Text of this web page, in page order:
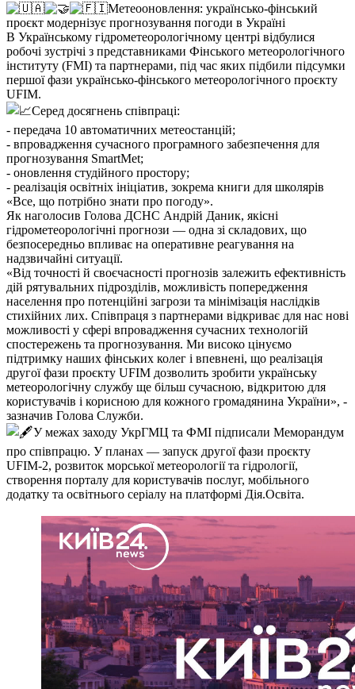
Метеооновлення: українсько-фінський
проєкт модернізує прогнозування погоди в Україні
В Українському гідрометеорологічному центрі відбулися
робочі зустрічі з представниками Фінського метеорологічного
інституту (FMI) та партнерами, під час яких підбили підсумки
першої фази українсько-фінського метеорологічного проєкту
UFIM.
Серед досягнень співпраці:
- передача 10 автоматичних метеостанцій;
- впровадження сучасного програмного забезпечення для
прогнозування SmartMet;
- оновлення студійного простору;
- реалізація освітніх ініціатив, зокрема книги для школярів
«Все, що потрібно знати про погоду».
Як наголосив Голова ДСНС Андрій Даник, якісні
гідрометеорологічні прогнози — одна зі складових, що
безпосередньо впливає на оперативне реагування на
надзвичайні ситуації.
«Від точності й своєчасності прогнозів залежить ефективність
дій рятувальних підрозділів, можливість попередження
населення про потенційні загрози та мінімізація наслідків
стихійних лих. Співпраця з партнерами відкриває для нас нові
можливості у сфері впровадження сучасних технологій
спостережень та прогнозування. Ми високо цінуємо
підтримку наших фінських колег і впевнені, що реалізація
другої фази проєкту UFIM дозволить зробити українську
метеорологічну службу ще більш сучасною, відкритою для
користувачів і корисною для кожного громадянина України», -
зазначив Голова Служби.
У межах заходу УкрГМЦ та ФМІ підписали Меморандум
про співпрацю. У планах — запуск другої фази проєкту
UFIM-2, розвиток морської метеорології та гідрології,
створення порталу для користувачів послуг, мобільного
додатку та освітнього серіалу на платформі Дія.Освіта.